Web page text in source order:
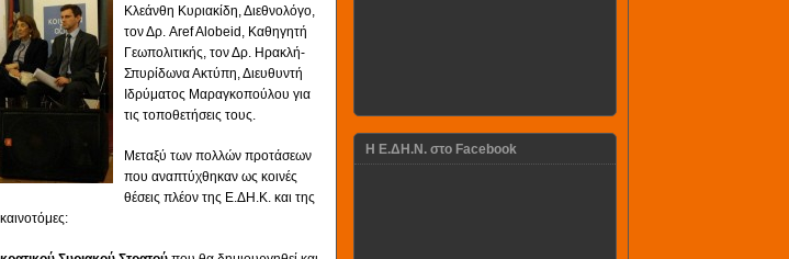
Κλεάνθη Κυριακίδη, Διεθνολόγο,
τον Δρ. Aref Alobeid, Καθηγητή
Γεωπολιτικής, τον Δρ. Ηρακλή-
Σπυρίδωνα Ακτύπη, Διευθυντή
Ιδρύματος Μαραγκοπούλου για
τις τοποθετήσεις τους.
Μεταξύ των πολλών προτάσεων
που αναπτύχθηκαν ως κοινές
θέσεις πλέον της Ε.ΔΗ.Κ. και της
Η Ε.ΔΗ.Ν. στο Facebook